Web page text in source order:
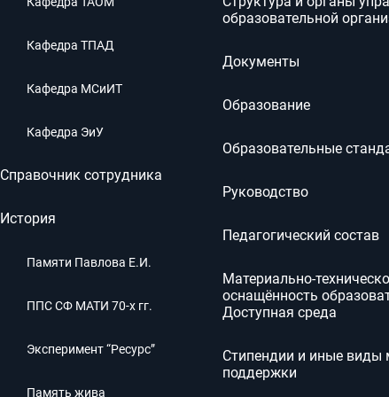
даете согласие на
Кафедра ТПАД
Кафедра МСиИТ
Кафедра ЭиУ
Справочник сотрудника
История
Памяти Павлова Е.И.
ППС СФ МАТИ 70-х гг.
Эксперимент “Ресурс”
Память жива
образовательной
Документы
Образование
Образовательные
Руководство
Педагогический состав
Материально-
оснащённость
Доступная среда
Стипендии и иные виды
поддержки